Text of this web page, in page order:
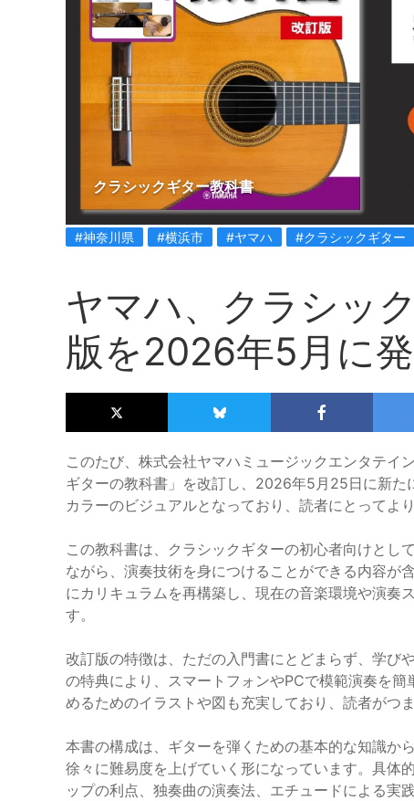
クラシックギター教科書
#神奈川県 #横浜市 #ヤマハ #クラシックギター
ヤマハ、クラシッ
版を2026年5月に発
このたび、株式会社ヤマハミュージックエンタテイ
ギターの教科書」を改訂し、2026年5月25日に新
カラーのビジュアルとなっており、読者にとってよ
この教科書は、クラシックギターの初心者向けとし
ながら、演奏技術を身につけることができる内容が
にカリキュラムを再構築し、現在の音楽環境や演奏
す。
改訂版の特徴は、ただの入門書にとどまらず、学び
の特典により、スマートフォンやPCで模範演奏を
めるためのイラストや図も充実しており、読者がつ
本書の構成は、ギターを弾くための基本的な知識か
徐々に難易度を上げていく形になっています。具体
ップの利点、独奏曲の演奏法、エチュードによる実